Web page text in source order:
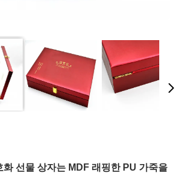
화 선물 상자는 MDF 래핑한 PU 가죽을